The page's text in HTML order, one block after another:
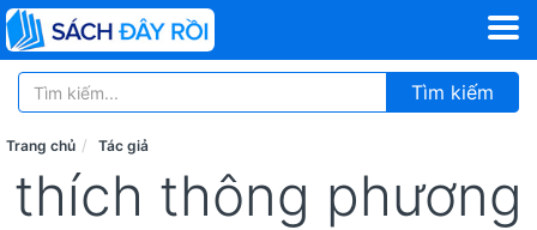
Tìm kiếm
Trang chủ Tác giả
thích thông phương